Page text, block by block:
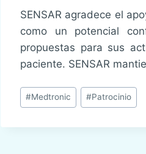
SENSAR agradece el
como un potencial
propuestas para sus
paciente. SENSAR
Etiquetas
de
#Medtronic #Patrocinio